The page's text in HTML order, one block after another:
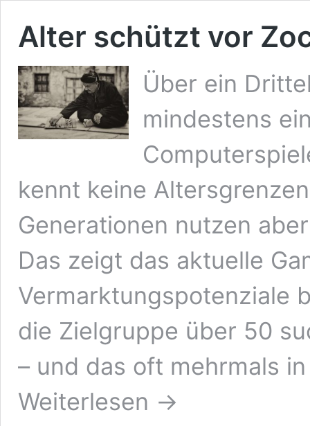
Alter schützt vor
Über ein
mindestens
kennt keine
Generationen nutzen
Das zeigt das aktuelle
Vermarktungspotenziale
die Zielgruppe über 50
– und das oft mehrmals
Weiterlesen →